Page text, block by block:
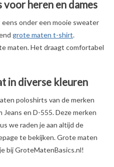
heren en dames
onder een mooie sweater
grote maten t-shirt.
maten. Het draagt comfortabel
in diverse kleuren
poloshirts van de merken
Jeans en D-555. Deze merken
we raden je aan altijd de
te bekijken. Grote maten
bij GroteMatenBasics.nl!